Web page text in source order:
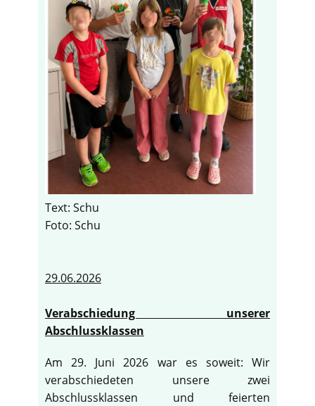
Text: Schu
Foto: Schu
29.06.2026
Verabschiedung unserer
Abschlussklassen
Am 29. Juni 2026 war es soweit: Wir
verabschiedeten unsere zwei
Abschlussklassen und feierten